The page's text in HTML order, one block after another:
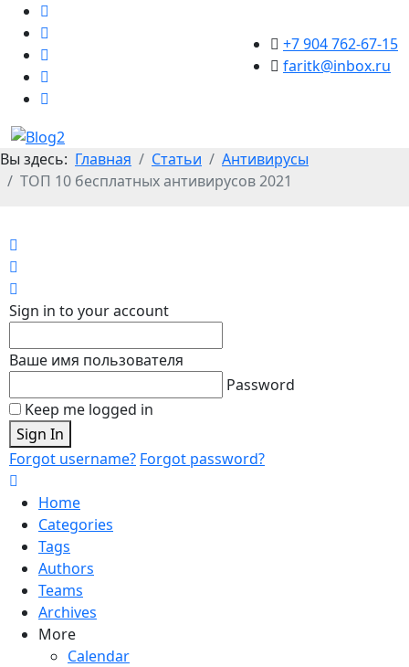
+7 904 762-67-15
faritk@inbox.ru
Вы здесь: Главная Статьи
Антивирусы
ТОП 10 бесплатных антивирусов 2021
Sign in to your account
Ваше имя пользователя
Password
Keep me logged in
Sign In
Forgot username? Forgot password?
Home
Categories
Tags
Authors
Teams
Archives
More
Calendar